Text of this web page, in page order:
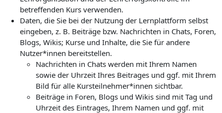
betreffenden Kurs verwenden.
Daten, die Sie bei der Nutzung der Lernplattform selbst
eingeben, z. B. Beiträge bzw. Nachrichten in Chats, Foren,
Blogs, Wikis; Kurse und Inhalte, die Sie für andere
Nutzer*innen bereitstellen.
Nachrichten in Chats werden mit Ihrem Namen
sowie der Uhrzeit Ihres Beitrages und ggf. mit Ihrem
Bild für alle Kursteilnehmer*innen sichtbar.
Beiträge in Foren, Blogs und Wikis sind mit Tag und
Uhrzeit des Eintrages, Ihrem Namen und ggf. mit